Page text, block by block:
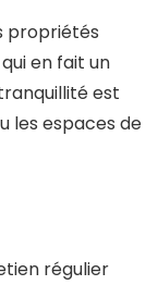
propriétés
en fait un
est
les espaces de
régulier